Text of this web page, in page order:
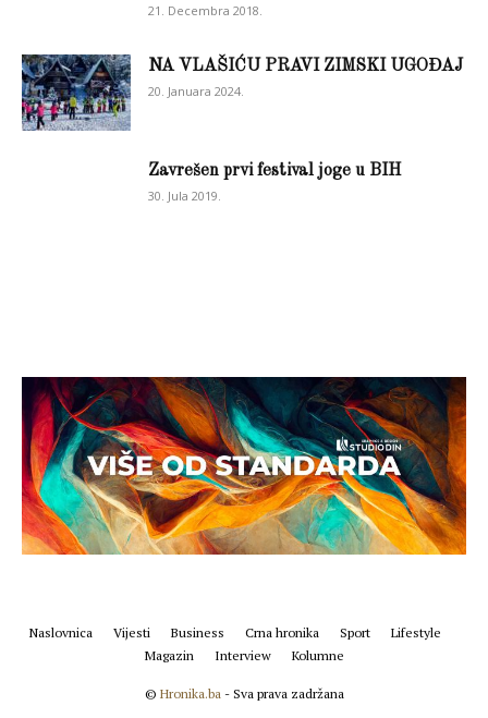
21. Decembra 2018.
NA VLAŠIĆU PRAVI ZIMSKI UGOĐAJ
20. Januara 2024.
Zavrešen prvi festival joge u BIH
30. Jula 2019.
Naslovnica Vijesti Business Crna hronika Sport
Lifestyle
Magazin
Interview Kolumne
© Hronika.ba - Sva prava zadržana